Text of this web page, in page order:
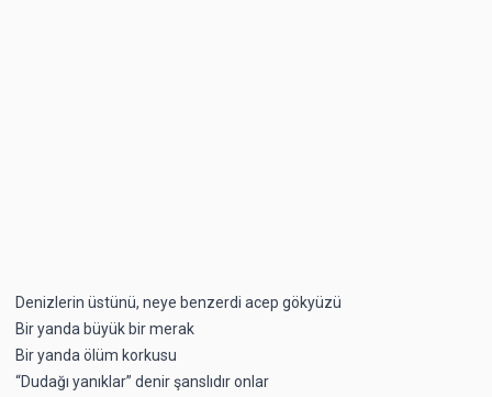
Denizlerin üstünü, neye benzerdi acep gökyüzü
Bir yanda büyük bir merak
Bir yanda ölüm korkusu
“Dudağı yanıklar” denir şanslıdır onlar